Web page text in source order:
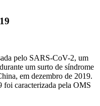
pelo SARS-CoV-2, um
um surto de síndrome
em dezembro de 2019.
caracterizada pela OMS